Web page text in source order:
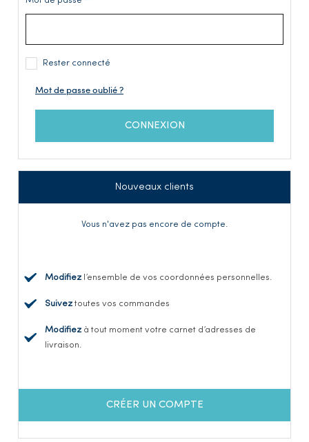
Rester connecté
Mot de passe oublié ?
CONNEXION
Nouveaux clients
Vous n'avez pas encore de compte.
Modifiez l’ensemble de vos coordonnées personnelles.
Suivez toutes vos commandes
Modifiez à tout moment votre carnet d’adresses de
livraison.
CRÉER UN COMPTE